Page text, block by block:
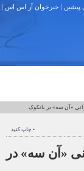
پیشین | خبرخوان آر اس اس|
«آن سه» در بانکوک
• چاپ کنید
«آن سه» در